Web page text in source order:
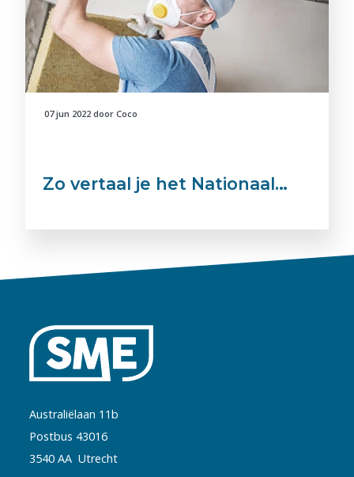
07 jun 2022 door Coco
Zo vertaal je het Nationaal…
Australiëlaan 11b
Postbus 43016
3540 AA Utrecht